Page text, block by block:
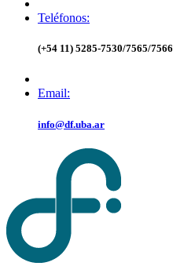
Teléfonos:
(+54 11) 5285-7530/7565/7566
Email:
info@df.uba.ar